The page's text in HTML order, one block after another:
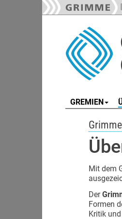
GREMIEN
Mit dem
Der
Formen
Kritik